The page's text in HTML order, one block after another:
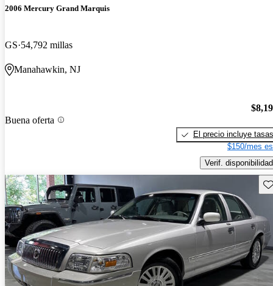
2006 Mercury Grand Marquis
GS 54,792 millas
Manahawkin, NJ
Buena oferta
El precio incluye tasas
$150/mes
Verif. disponibilidad